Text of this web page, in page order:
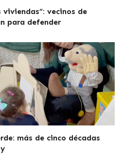
vecinos de
para defender
más de cinco décadas